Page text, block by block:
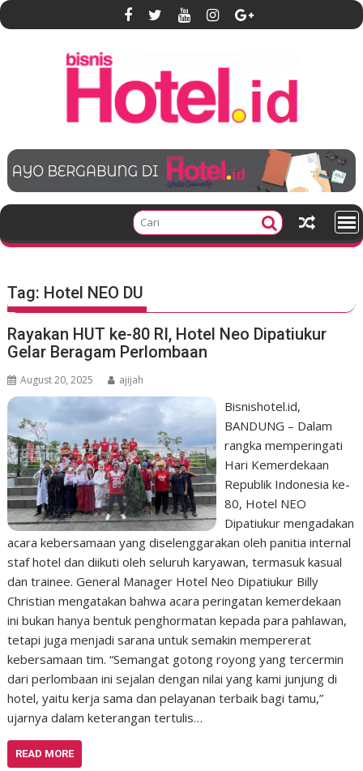
S
k
e
t
Tag: Hotel NEO DU
Rayakan HUT ke-80 RI, Hotel Neo Dipatiukur
Gelar Beragam Perlombaan
August 20, 2025 ajijah
Bisnishotel.id,
BANDUNG – Dalam
rangka memperingati
Hari Kemerdekaan
Republik Indonesia ke-
80, Hotel NEO
Dipatiukur mengadakan
acara kebersamaan yang diselenggarakan oleh panitia internal
staf hotel dan diikuti oleh seluruh karyawan, termasuk kasual
dan trainee. General Manager Hotel Neo Dipatiukur Billy
Christian mengatakan bahwa acara peringatan kemerdekaan
ini bukan hanya bentuk penghormatan kepada para pahlawan,
tetapi juga menjadi sarana untuk semakin mempererat
kebersamaan tim. “Semangat gotong royong yang tercermin
dari perlombaan ini sejalan dengan nilai yang kami junjung di
hotel, yaitu kerja sama dan pelayanan terbaik bagi tamu,”
ujarnya dalam keterangan tertulis…
READ MORE